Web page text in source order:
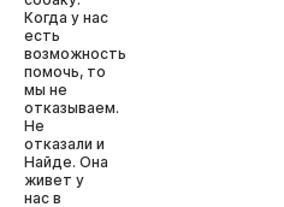
Когда у нас
есть
возможность
помочь, то
мы не
отказываем.
Не
отказали и
Найде. Она
живет у
нас в